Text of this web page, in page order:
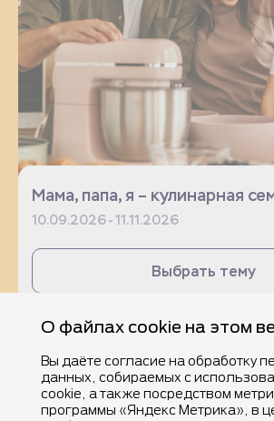
Мама, папа, я – кулинарная
10.09.2026 - 11.11.2026
Выбрать тему
О файлах cookie на этом
Вы даёте согласие на обработку
данных, собираемых с
cookie, а также посредством
программы «Яндекс Метрика», в